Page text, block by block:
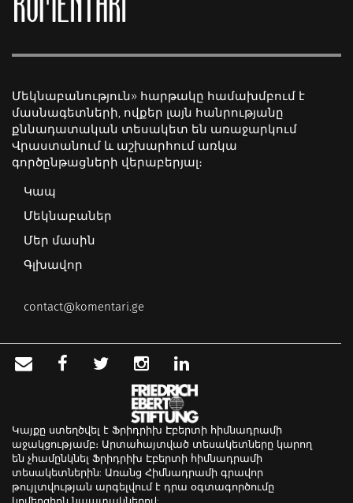
Մեկնաբանություն» հարթակը համախմբում է
մասնագետների, ովքեր լայն հանրությանը
քննադատական տեսակետ են առաջարկում
Վրաստանում և աշխարհում առկա
գործընթացների վերաբերյալ։
Կապ
Մեկնաբաներ
Մեր մասին
Գլխավոր
contact@komentari.ge
Կայքը ստեղծվել է Ֆրիդրիխ Էբերտի հիմնադրամի
աջակցությամբ։ Արտահայտված տեսակետները կարող
են չհամընկնել Ֆրիդրիխ Էբերտի հիմնադրամի
տեսակետներին: Առանց Հիմնադրամի գրավոր
թույլտվության արգելվում է դրա օգտագործումը